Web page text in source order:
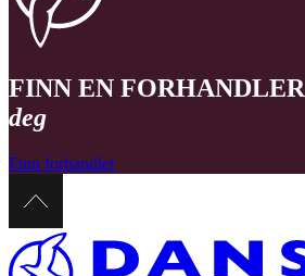
FINN EN FORHANDLER
deg
Finn forhandler